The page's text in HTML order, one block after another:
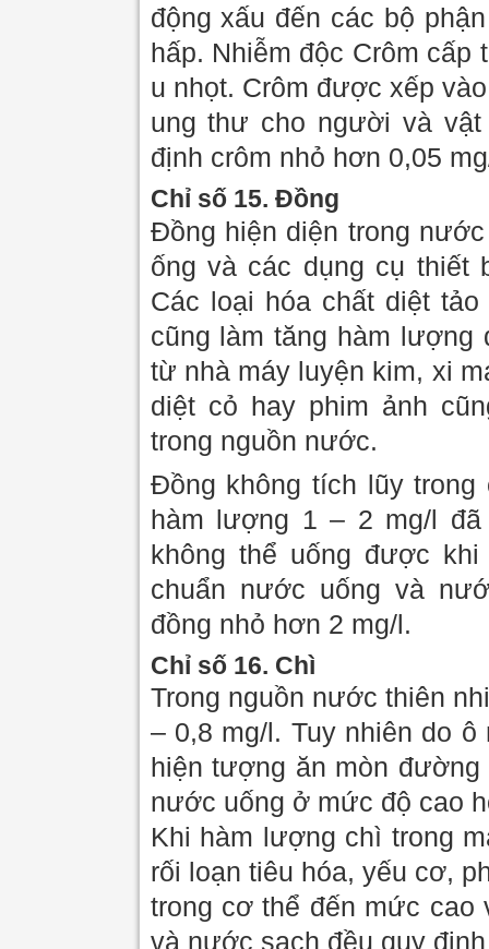
động xấu đến các bộ
hấp. Nhiễm độc Crôm
u nhọt. Crôm được xếp
ung thư cho người và
định crôm nhỏ hơn 0,05
Chỉ số 15. Đồng
Đồng hiện diện trong
ống và các dụng cụ thiết
Các loại hóa chất diệt
cũng làm tăng hàm
từ nhà máy luyện kim, xi
diệt cỏ hay phim ảnh
trong nguồn nước.
Đồng không tích lũy
hàm lượng 1 – 2 mg/l
không thể uống được
chuẩn nước uống và
đồng nhỏ hơn 2 mg/l.
Chỉ số 16. Chì
Trong nguồn nước thiên
– 0,8 mg/l. Tuy nhiên do
hiện tượng ăn mòn
nước uống ở mức độ cao
Khi hàm lượng chì trong
rối loạn tiêu hóa, yếu cơ,
trong cơ thể đến mức cao
và nước sạch đều quy